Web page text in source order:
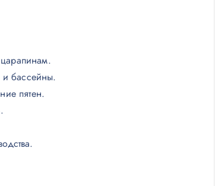
царапинам.
бассейны.
пятен.